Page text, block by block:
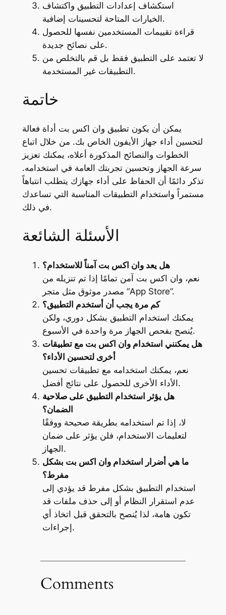
استكشاف إعدادات التطبيق واكتشاف
الخيارات المتاحة لتحسينات إضافية.
قراءة تقييمات المستخدمين نفسها للحصول
على نصائح جديدة.
لا تعتمد على التطبيق فقط بل قم بالتخلص من
التطبيقات غير المستخدمة.
خاتمة
يمكن أن يكون تطبيق وان اكس بت أداة فعالة
لتحسين أداء جهاز الأيفون الخاص بك. من خلال اتباع
الخطوات والنصائح المذكورة أعلاه، يمكنك تعزيز
سرعة الجهاز وتحسين تجربتك العامة في استخدامه.
تذكر دائمًا أن الحفاظ على أداء جهازك يتطلب انتباهاً
مستمراً واستخدام التطبيقات المناسبة التي تساعدك
في ذلك.
الأسئلة الشائعة
هل يعد وان اكس بت آمناً للاستخدام؟
نعم، وان اكس بت آمن تمامًا إذا تم تنزيله من
مصدر موثوق مثل متجر “App Store”.
كم مرة يجب أن أستخدم التطبيق؟
يمكنك استخدام التطبيق بشكل دوري، ولكن
يُنصح بفحص الجهاز مرة واحدة في الأسبوع.
هل يمكنني استخدام وان اكس بت مع تطبيقات
أخرى لتحسين الأداء؟
نعم، يمكنك استخدامه مع تطبيقات تحسين
الأداء الأخرى للحصول على نتائج أفضل.
هل يؤثر استخدام التطبيق على صلاحية
الضمان؟
لا، إذا تم استخدامه بطريقة صحيحة ووفقًا
لتعليمات الاستخدام، فلن يؤثر على ضمان
الجهاز.
ما هي أضرار استخدام وان اكس بت بشكل
مفرط؟
استخدام التطبيق بشكل مفرط قد يؤدي إلى
عدم استقرار النظام أو إلى حذف ملفات قد
تكون هامة، لذا يُنصح بالتحقق قبل اتخاذ أي
إجراءات.
Comments